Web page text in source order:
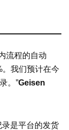
流程的自动
我们预计在今
。”Geisen
是平台的发货